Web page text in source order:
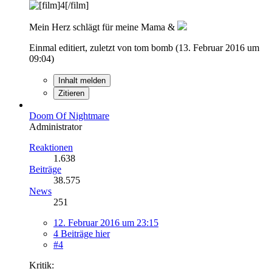
Mein Herz schlägt für meine Mama &
Einmal editiert, zuletzt von tom bomb (13. Februar 2016 um
09:04)
Inhalt melden
Zitieren
Doom Of Nightmare
Administrator
Reaktionen
1.638
Beiträge
38.575
News
251
12. Februar 2016 um 23:15
4 Beiträge hier
#4
Kritik: